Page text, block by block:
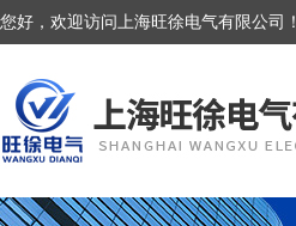
您好，欢迎访问上海旺徐电气有限公司！